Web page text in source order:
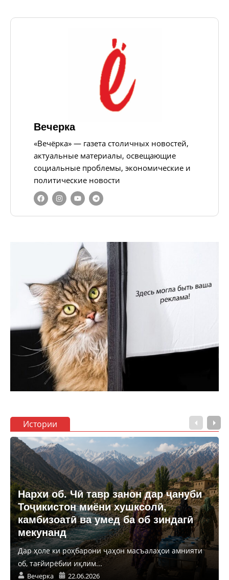
Вечерка
«Вечёрка» — газета столичных новостей,
актуальные материалы, освещающие
социальные проблемы, экономические и
политические новости
Истории
Нархи об. Чӣ тавр занон дар ҷануби
Тоҷикистон миёни хушксолӣ,
камбизоатӣ ва умед ба об зиндагӣ
мекунанд
Дар ҳоле ки роҳбарони ҷаҳон масъалаҳои амнияти
об, тағйирёбии иқлим...
Вечерка 22.06.2026